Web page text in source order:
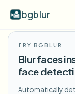
bgblur
TRY BGBLUR
Blur faces
face
Automatically